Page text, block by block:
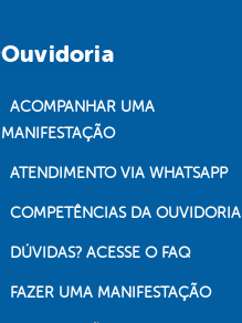
Ouvidoria
ACOMPANHAR UMA
MANIFESTAÇÃO
ATENDIMENTO VIA WHATSAPP
COMPETÊNCIAS DA OUVIDORIA
DÚVIDAS? ACESSE O FAQ
FAZER UMA MANIFESTAÇÃO